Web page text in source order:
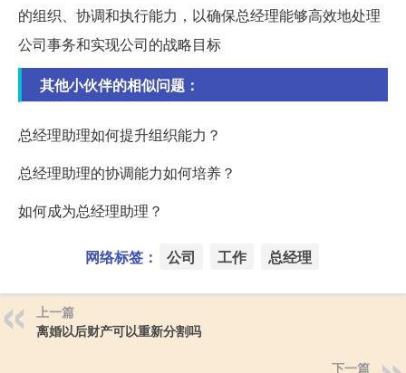
的组织、协调和执行能力，以确保总经理能够高效地处理
公司事务和实现公司的战略目标
其他小伙伴的相似问题：
总经理助理如何提升组织能力？
总经理助理的协调能力如何培养？
如何成为总经理助理？
网络标签： 公司 工作 总经理
上一篇
离婚以后财产可以重新分割吗
下一篇